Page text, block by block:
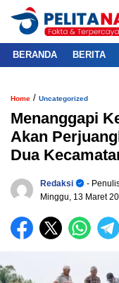
BERANDA BERITA
Home / Uncategorized
Menanggapi
Akan
Dua
Redaksi
-
Minggu, 13 Maret